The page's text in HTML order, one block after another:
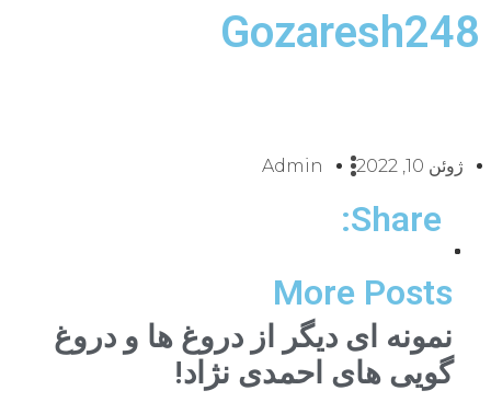
Gozaresh248
ژوئن 10, 2022 Admin
Share:
More Posts
نمونه ای دیگر از دروغ ها و دروغ
گویی های احمدی نژاد!